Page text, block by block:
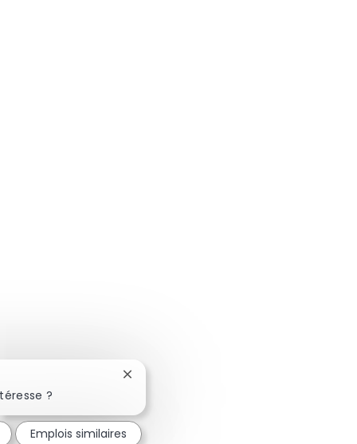
?
Fermer la notification du chatbot
Emplois similaires